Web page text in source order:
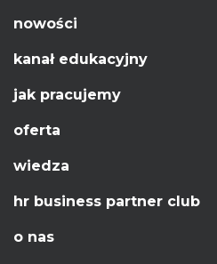
nowości
kanał edukacyjny
jak pracujemy
oferta
wiedza
hr business partner club
o nas